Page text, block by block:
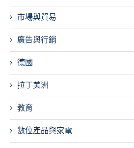
市場與貿易
廣告與行銷
德國
拉丁美洲
教育
數位產品與家電